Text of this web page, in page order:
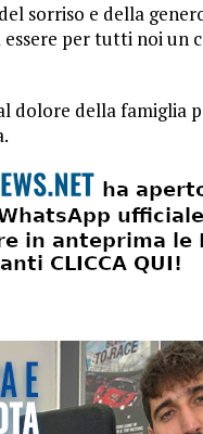
sorriso e della
essere per tutti noi un
dolore della famiglia